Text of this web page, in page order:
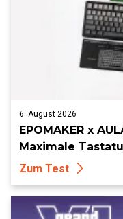
6. August 2026
EPOMAKER x
Maximale
Zum Test